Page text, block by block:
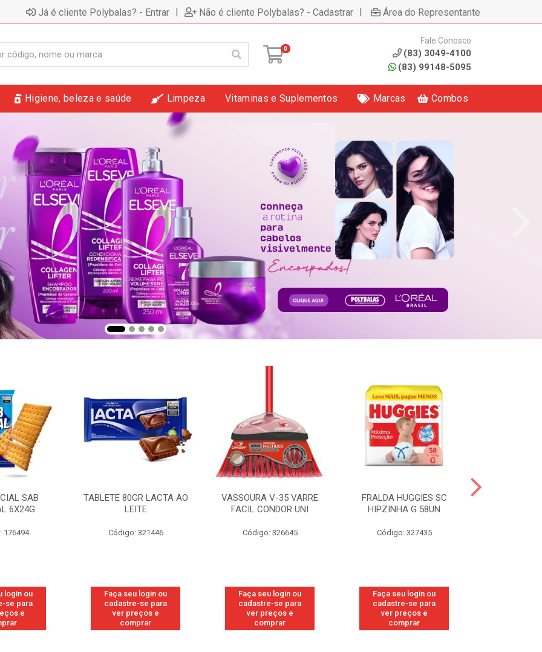
Já é cliente Polybalas? - Entrar | Não é cliente Polybalas? - Cadastrar | Área do Representante
0
Fale Conosco
(83) 3049-4100
(83) 99148-5095
Higiene, beleza e saúde Limpeza Vitaminas e Suplementos Marcas Combos
SAB
6X24G
176494
login ou
se para
e
TABLETE 80GR LACTA AO
LEITE
Código: 321446
Faça seu login ou
cadastre-se para
ver preços e
comprar
VASSOURA V-35 VARRE
FACIL CONDOR UNI
Código: 326645
Faça seu login ou
cadastre-se para
ver preços e
comprar
FRALDA HUGGIES SC
HIPZINHA G 58UN
Código: 327435
Faça seu login ou
cadastre-se para
ver preços e
comprar